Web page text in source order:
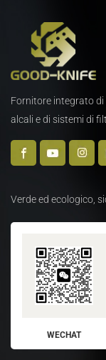
Fornitore integrato di
alcali e di sistemi di
Verde ed ecologico,
WECHAT